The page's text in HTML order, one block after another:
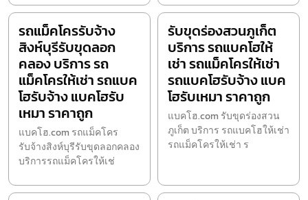
รถแม็คโครรับจ้าง
สิงห์บุรีรับขุดลอก
คลอง บริการ รถ
แม็คโครให้เช่า รถแบค
โฮรับจ้าง แบคโฮรับ
เหมา ราคาถูก
แบคโฮ.com รถแม็คโคร
รับจ้างสิงห์บุรีรับขุดลอกคลอง
บริการรถแม็คโครให้เช่
รับขุดร่องสวนภูเก็ต
บริการ รถแบคโฮให้
เช่า รถแม็คโครให้เช่า
รถแบคโฮรับจ้าง แบค
โฮรับเหมา ราคาถูก
แบคโฮ.com รับขุดร่องสวน
ภูเก็ต บริการ รถแบคโฮให้เช่า
รถแม็คโครให้เช่า ร